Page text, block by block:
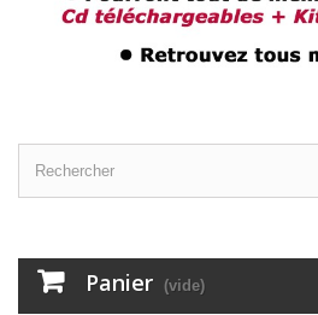
Panier (vide)